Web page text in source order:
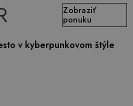
Zobraziť
ponuku
v kyberpunkovom štýle